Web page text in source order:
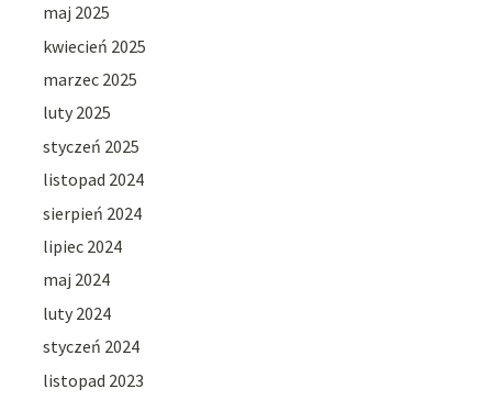
maj 2025
kwiecień 2025
marzec 2025
luty 2025
styczeń 2025
listopad 2024
sierpień 2024
lipiec 2024
maj 2024
luty 2024
styczeń 2024
listopad 2023